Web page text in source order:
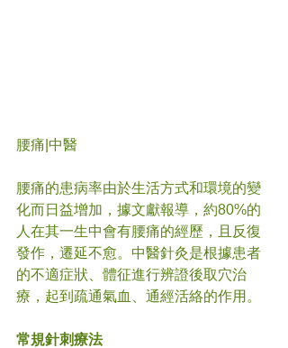
腰痛|中醫
腰痛的患病率由於生活方式和環境的變
化而日益增加，據文獻報導，約80%的
人在其一生中會有腰痛的經歷，且反復
發作，遷延不愈。中醫針灸是根據患者
的不適症狀、體征進行辨證後取穴治
療，起到疏通氣血、通經活絡的作用。
常規針刺療法